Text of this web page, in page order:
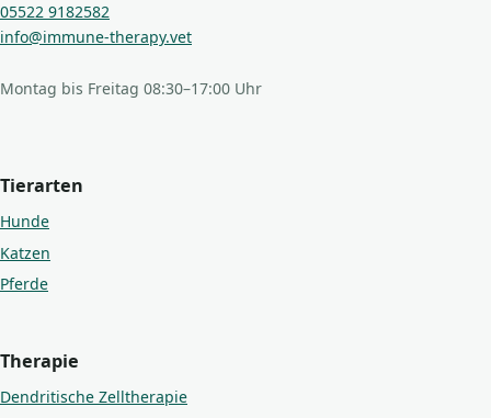
05522 9182582
info@immune-therapy.vet
Montag bis Freitag 08:30–17:00 Uhr
Tierarten
Hunde
Katzen
Pferde
Therapie
Dendritische Zelltherapie